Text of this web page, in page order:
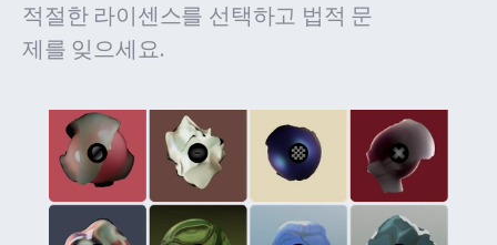
적절한 라이센스를 선택하고 법적 문
제를 잊으세요.